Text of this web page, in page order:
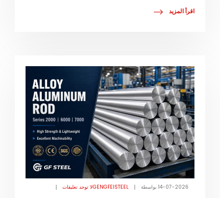
اقرأ المزيد
14-07-2026 بواسطة GENGFEISTEELلا توجد تعليقات